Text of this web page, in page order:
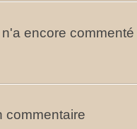
encore
commentaire